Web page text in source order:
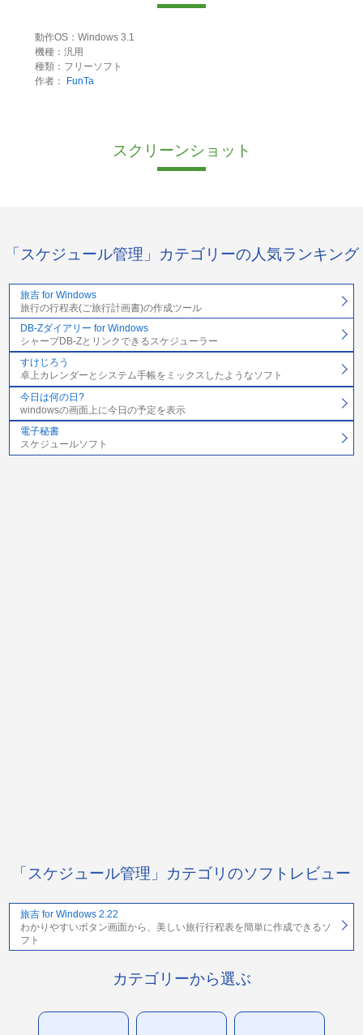
動作OS：Windows 3.1
機種：汎用
種類：フリーソフト
作者：
FunTa
スクリーンショット
「スケジュール管理」カテゴリーの人気ランキング
旅吉 for Windows
旅行の行程表(ご旅行計画書)の作成ツール
DB-Zダイアリー for Windows
シャープDB-Zとリンクできるスケジューラー
すけじろう
卓上カレンダーとシステム手帳をミックスしたようなソフト
今日は何の日?
windowsの画面上に今日の予定を表示
電子秘書
スケジュールソフト
「スケジュール管理」カテゴリのソフトレビュー
旅吉 for Windows 2.22
わかりやすいボタン画面から、美しい旅行行程表を簡単に作成できるソ
フト
カテゴリーから選ぶ